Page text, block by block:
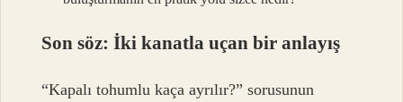
Son söz: İki kanatla uçan bir anlayış
“Kapalı tohumlu kaça ayrılır?” sorusunun